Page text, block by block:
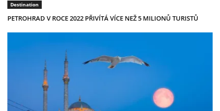
Destination
PETROHRAD V ROCE 2022 PŘIVÍTÁ VÍCE NEŽ 5 MILIONŮ TURISTŮ